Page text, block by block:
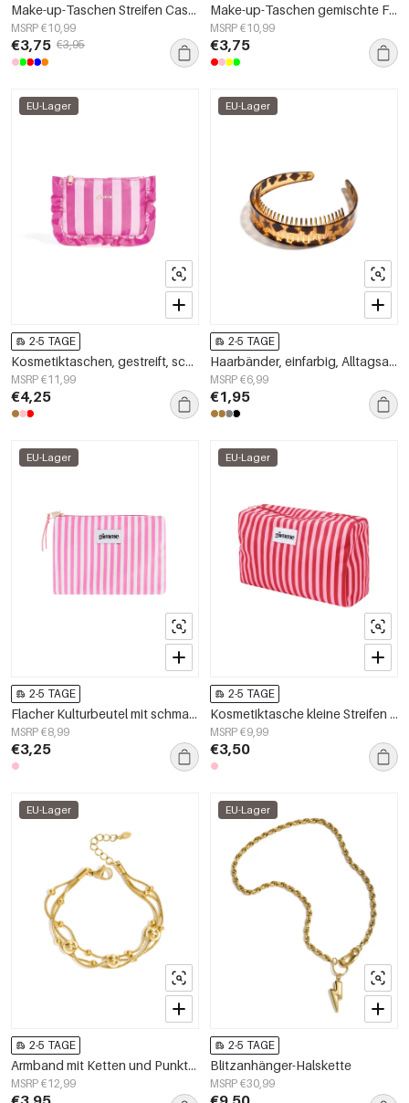
Make-up-Taschen Streifen Casual Polyester Täglich Zubehör
MSRP €10,99
€3,75 €3,95
Make-up-Taschen gemischte Farbe Casual Polyester Alltagszubehör
MSRP €10,99
€3,75
EU-Lager
2-5 TAGE
Kosmetiktaschen, gestreift, schlicht, aus Polyester, Alltagsaccessoires
MSRP €11,99
€4,25
EU-Lager
2-5 TAGE
Haarbänder, einfarbig, Alltagsaccessoires
MSRP €6,99
€1,95
EU-Lager
2-5 TAGE
Flacher Kulturbeutel mit schmalen Streifen
MSRP €8,99
€3,25
EU-Lager
2-5 TAGE
Kosmetiktasche kleine Streifen - Rosa Rot
MSRP €9,99
€3,50
EU-Lager
2-5 TAGE
Armband mit Ketten und Punkten
MSRP €12,99
EU-Lager
2-5 TAGE
Blitzanhänger-Halskette
MSRP €30,99